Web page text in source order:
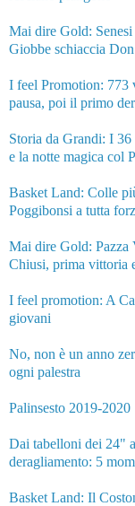
Mai dire Gold:
Giobbe schiaccia
I feel Promotion: 773
pausa, poi il primo
Storia da Grandi: I
e la notte magica col
Basket Land: Colle
Poggibonsi a tutta
Mai dire Gold: Pazza
Chiusi, prima vittoria
I feel promotion: A
giovani
No, non è un anno
ogni palestra
Palinsesto 2019-2020
Dai tabelloni dei 24"
deragliamento: 5
Basket Land: Il